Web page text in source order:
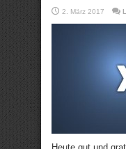
2. März 2017